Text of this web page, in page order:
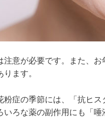
注意が必要です。また、
ります。
粉症の季節には、「抗ヒ
いろな薬の副作用にも「唾